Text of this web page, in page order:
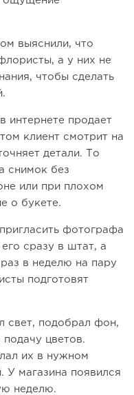
выяснили, что
а у них не
чтобы сделать
интернете продает
клиент смотрит на
детали. То
снимок без
или при плохом
о букете.
фотографа
сразу в штат, а
в неделю на пару
подготовят
свет, подобрал фон,
цветов.
их в нужном
У магазина появился
неделю.